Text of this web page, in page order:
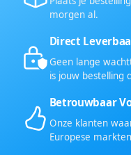
morgen al.
Direct
Geen lange
is jouw bestelling
Betrouwbaar
Onze klanten
Europese